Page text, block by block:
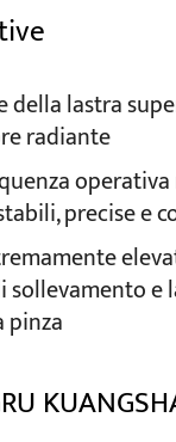
della lastra
radiante
precise e
sollevamento e
pinza